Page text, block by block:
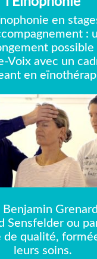
en
:
possible
Voix avec un
en
Benjamin
Sensfelder ou
de qualité,
leurs soins.